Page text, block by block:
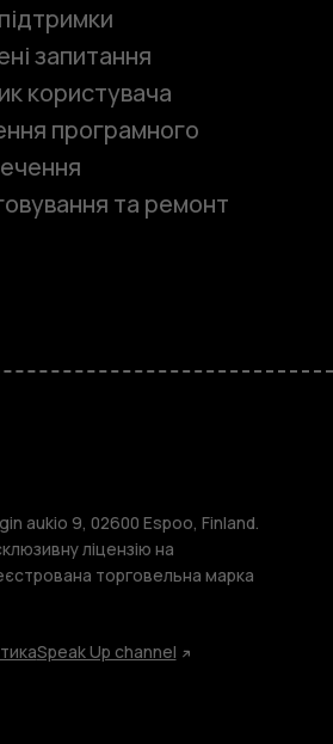
запитання
користувача
програмного
та ремонт
aukio 9, 02600 Espoo, Finland.
ліцензію на
торговельна марка
Speak Up channel